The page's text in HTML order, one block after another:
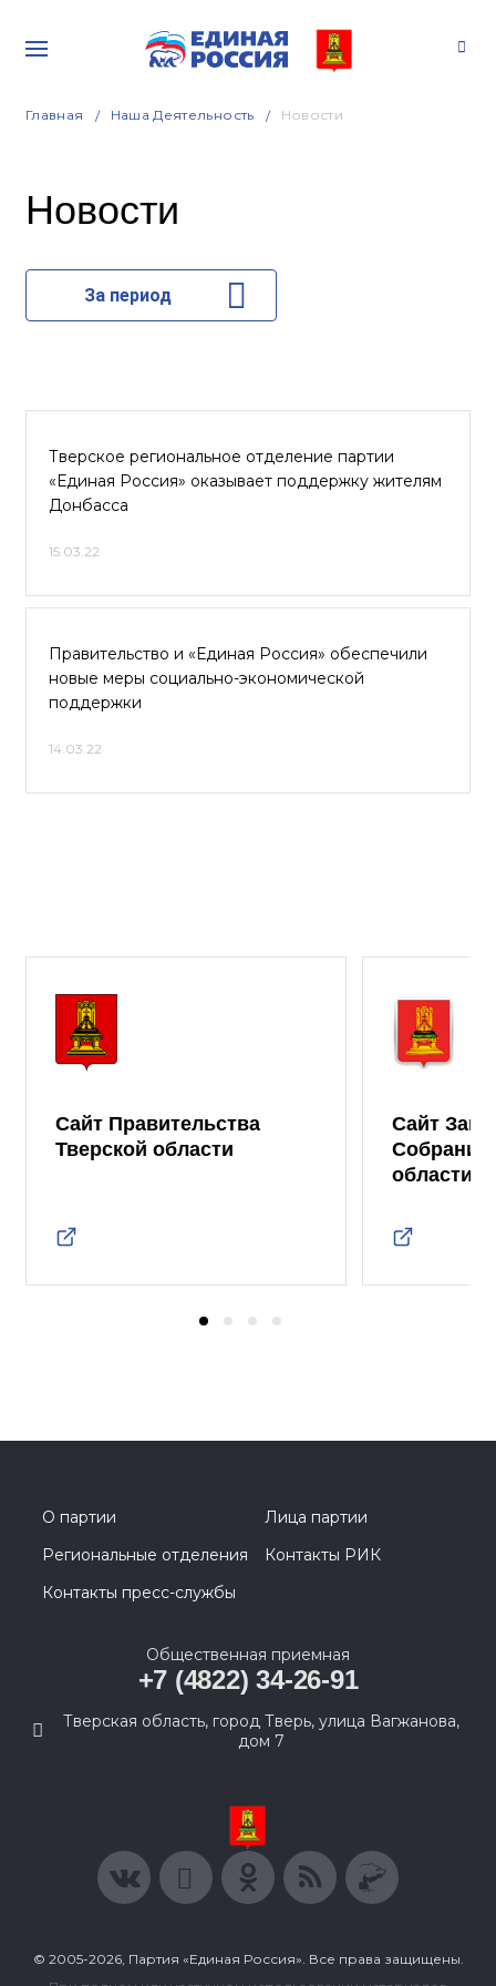
Главная Наша Деятельность Новости
Новости
За период
Тверское региональное отделение партии
«Единая Россия» оказывает поддержку жителям
Донбасса
15.03.22
Правительство и «Единая Россия» обеспечили
новые меры социально-экономической
поддержки
14.03.22
Сайт Правительства
Тверской области
Сайт
Собрания
области
О партии
Лица партии
Региональные отделения
Контакты РИК
Контакты пресс-службы
Общественная приемная
+7 (4822) 34-26-91
Тверская область, город Тверь, улица Вагжанова,
дом 7
© 2005-2026, Партия «Единая Россия». Все права защищены.